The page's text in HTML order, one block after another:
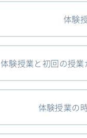
体験
体験授業と初回の授業
体験授業の